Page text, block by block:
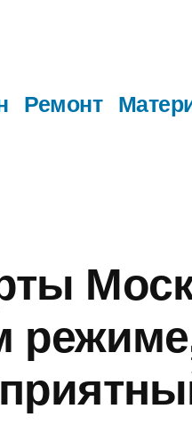
Ремонт